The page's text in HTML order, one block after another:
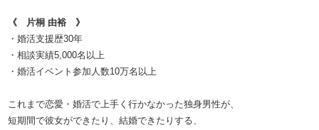
《 片桐 由裕 》
・婚活支援歴30年
・相談実績5,000名以上
・婚活イベント参加人数10万名以上
これまで恋愛・婚活で上手く行かなかった独身男性が、
短期間で彼女ができたり、結婚できたりする、